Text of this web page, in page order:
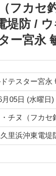
フカセ釣
堤防 /
ー宮永
テスター宮永
月05日 (水曜日)
チヌ（フカセ
里浜沖東電堤